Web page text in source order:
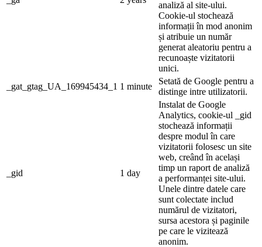
analiză al site-ului.
Cookie-ul stochează
informații în mod anonim
și atribuie un număr
generat aleatoriu pentru a
recunoaște vizitatorii
unici.
_gat_gtag_UA_169945434_1 1 minute
Setată de Google pentru a
distinge intre utilizatorii.
_gid 1 day
Instalat de Google
Analytics, cookie-ul _gid
stochează informații
despre modul în care
vizitatorii folosesc un site
web, creând în același
timp un raport de analiză
a performanței site-ului.
Unele dintre datele care
sunt colectate includ
numărul de vizitatori,
sursa acestora și paginile
pe care le vizitează
anonim.